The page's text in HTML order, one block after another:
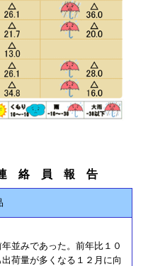
絡 員 報 告
並みであった。前年比１０
荷量が多くなる１２月に向